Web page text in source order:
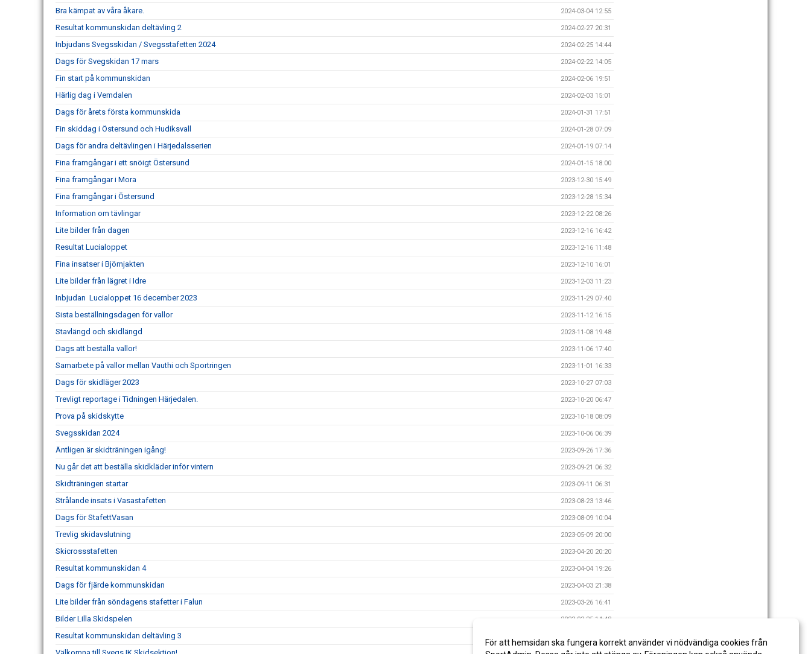
Bra kämpat av våra åkare. 2024-03-04 12:55
Resultat kommunskidan deltävling 2 2024-02-27 20:31
Inbjudans Svegsskidan / Svegsstafetten 2024 2024-02-25 14:44
Dags för Svegskidan 17 mars 2024-02-22 14:05
Fin start på kommunskidan 2024-02-06 19:51
Härlig dag i Vemdalen 2024-02-03 15:01
Dags för årets första kommunskida 2024-01-31 17:51
Fin skiddag i Östersund och Hudiksvall 2024-01-28 07:09
Dags för andra deltävlingen i Härjedalsserien 2024-01-19 07:14
Fina framgångar i ett snöigt Östersund 2024-01-15 18:00
Fina framgångar i Mora 2023-12-30 15:49
Fina framgångar i Östersund 2023-12-28 15:34
Information om tävlingar 2023-12-22 08:26
Lite bilder från dagen 2023-12-16 16:42
Resultat Lucialoppet 2023-12-16 11:48
Fina insatser i Björnjakten 2023-12-10 16:01
Lite bilder från lägret i Idre 2023-12-03 11:23
Inbjudan Lucialoppet 16 december 2023 2023-11-29 07:40
Sista beställningsdagen för vallor 2023-11-12 16:15
Stavlängd och skidlängd 2023-11-08 19:48
Dags att beställa vallor! 2023-11-06 17:40
Samarbete på vallor mellan Vauthi och Sportringen 2023-11-01 16:33
Dags för skidläger 2023 2023-10-27 07:03
Trevligt reportage i Tidningen Härjedalen. 2023-10-20 06:47
Prova på skidskytte 2023-10-18 08:09
Svegsskidan 2024 2023-10-06 06:39
Äntligen är skidträningen igång! 2023-09-26 17:36
Nu går det att beställa skidkläder inför vintern 2023-09-21 06:32
Skidträningen startar 2023-09-11 06:31
Strålande insats i Vasastafetten 2023-08-23 13:46
Dags för StafettVasan 2023-08-09 10:04
Trevlig skidavslutning 2023-05-09 20:00
Skicrossstafetten 2023-04-20 20:20
Resultat kommunskidan 4 2023-04-04 19:26
Dags för fjärde kommunskidan 2023-04-03 21:38
Lite bilder från söndagens stafetter i Falun 2023-03-26 16:41
Bilder Lilla Skidspelen 2023-03-25 14:48
Resultat kommunskidan deltävling 3
För att hemsidan ska fungera korrekt använder vi nödvändiga cookies från